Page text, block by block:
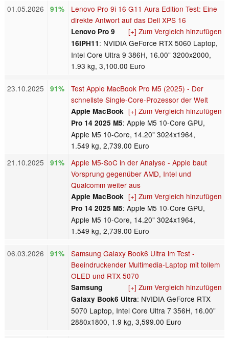
01.05.2026 91%
Lenovo Pro 9i 16 G11 Aura Edition Test: Eine
direkte Antwort auf das Dell XPS 16
[+] Zum Vergleich hinzufügen
Lenovo Pro 9
16IPH11: NVIDIA GeForce RTX 5060 Laptop,
Intel Core Ultra 9 386H, 16.00" 3200x2000,
1.93 kg, 3,100.00 Euro
23.10.2025 91%
Test Apple MacBook Pro M5 (2025) - Der
schnellste Single-Core-Prozessor der Welt
[+] Zum Vergleich hinzufügen
Apple MacBook
Pro 14 2025 M5: Apple M5 10-Core GPU,
Apple M5 10-Core, 14.20" 3024x1964,
1.549 kg, 2,739.00 Euro
21.10.2025
91%
Apple M5-SoC in der Analyse - Apple baut
Vorsprung gegenüber AMD, Intel und
Qualcomm weiter aus
[+] Zum Vergleich hinzufügen
Apple MacBook
Pro 14 2025 M5: Apple M5 10-Core GPU,
Apple M5 10-Core, 14.20" 3024x1964,
1.549 kg, 2,739.00 Euro
06.03.2026 91%
Samsung Galaxy Book6 Ultra im Test -
Beeindruckender Multimedia-Laptop mit tollem
OLED und RTX 5070
[+] Zum Vergleich hinzufügen
Samsung
Galaxy Book6 Ultra: NVIDIA GeForce RTX
5070 Laptop, Intel Core Ultra 7 356H, 16.00"
2880x1800, 1.9 kg, 3,599.00 Euro